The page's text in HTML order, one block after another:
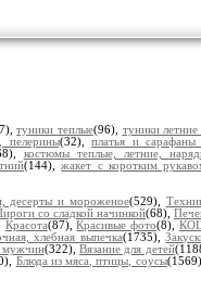
туники теплые(96), туники
пелерины(32), платья и сарафаны
костюмы теплые, летние,
(144),жакет с коротким
десерты и мороженое(529),
со сладкой начинкой(68),
Красота(87),Красивые фото(8),
хлебная выпечка(1735),
мужчин(322),Вязание для детей
Блюда из мяса, птицы, соусы